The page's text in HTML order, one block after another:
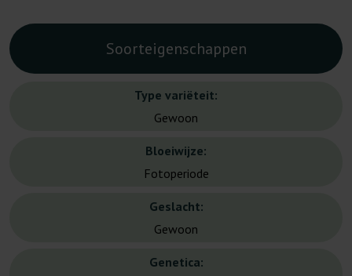
Soorteigenschappen
Type variëteit:
Gewoon
Bloeiwijze:
Fotoperiode
Geslacht:
Gewoon
Genetica: